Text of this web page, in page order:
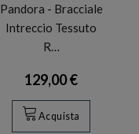
Pandora - Bracciale
Intreccio Tessuto
R…
129,00 €
Acquista